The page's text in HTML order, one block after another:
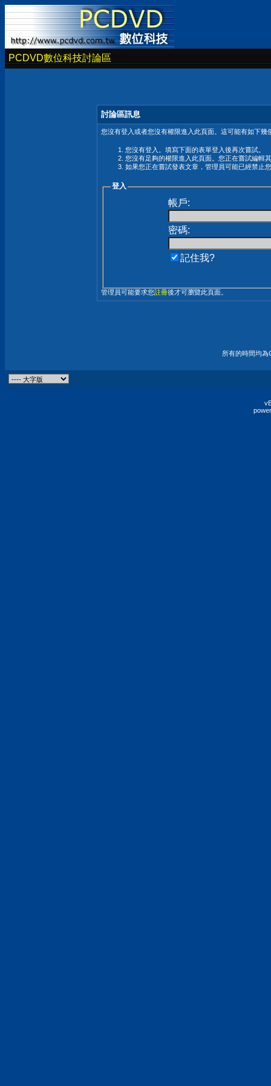
PCDVD數位科技討論區
討論區訊息
您沒有登入或者您沒有權限進入此頁面。這可能有如下幾
您沒有登入。填寫下面的表單登入後再次嘗試。
您沒有足夠的權限進入此頁面。您正在嘗試編輯
如果您正在嘗試發表文章，管理員可能已經禁止
登入
帳戶:
密碼:
記住我?
管理員可能要求您註冊後才可瀏覽此頁面。
所有的時間均為